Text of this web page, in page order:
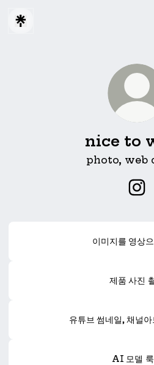
nice to
photo, web
이미지를 영상
제품 사진
유튜브 썸네일, 채널
AI 모델